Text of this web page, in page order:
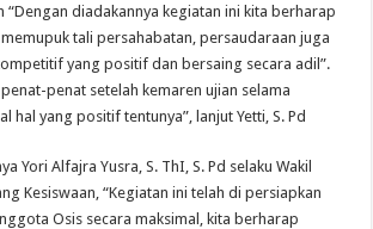
“Dengan diadakannya kegiatan ini kita berharap
tali persahabatan, persaudaraan juga
yang positif dan bersaing secara adil”.
penat setelah kemaren ujian selama
hal yang positif tentunya”, lanjut Yetti, S. Pd
Yori Alfajra Yusra, S. ThI, S. Pd selaku Wakil
Kesiswaan, “Kegiatan ini telah di persiapkan
Osis secara maksimal, kita berharap